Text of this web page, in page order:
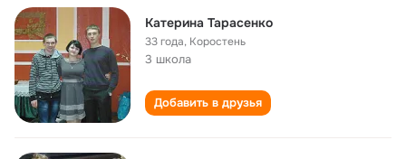
Катерина Тарасенко
33 года, Коростень
3 школа
Добавить в друзья